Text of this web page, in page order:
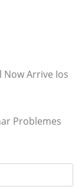
Now Arrive Ios
Problemes